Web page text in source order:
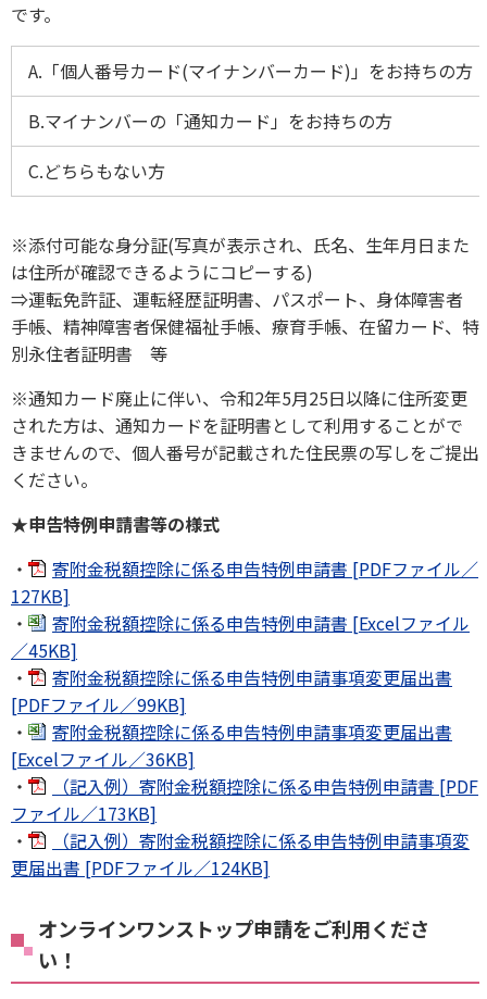
です。
A.「個人番号カード(マイナンバーカード)」をお持ちの方
B.マイナンバーの「通知カード」をお持ちの方
C.どちらもない方
※添付可能な身分証(写真が表示され、氏名、生年月日また
は住所が確認できるようにコピーする)
⇒運転免許証、運転経歴証明書、パスポート、身体障害者
手帳、精神障害者保健福祉手帳、療育手帳、在留カード、特
別永住者証明書 等
※通知カード廃止に伴い、令和2年5月25日以降に住所変更
された方は、通知カードを証明書として利用することがで
きませんので、個人番号が記載された住民票の写しをご提出
ください。
★申告特例申請書等の様式
・
寄附金税額控除に係る申告特例申請書 [PDFファイル／
127KB]
・
寄附金税額控除に係る申告特例申請書 [Excelファイル
／45KB]
・
寄附金税額控除に係る申告特例申請事項変更届出書
[PDFファイル／99KB]
・
寄附金税額控除に係る申告特例申請事項変更届出書
[Excelファイル／36KB]
・
（記入例）寄附金税額控除に係る申告特例申請書 [PDF
ファイル／173KB]
・
（記入例）寄附金税額控除に係る申告特例申請事項変
更届出書 [PDFファイル／124KB]
オンラインワンストップ申請をご利用くださ
い！